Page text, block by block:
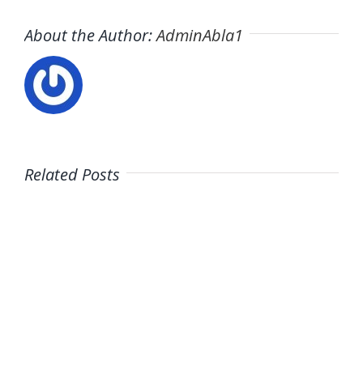
About the Author:AdminAbla1
Related Posts